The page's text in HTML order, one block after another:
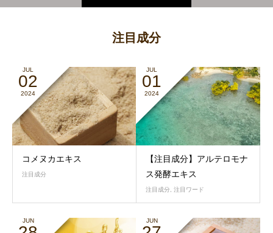
注目成分
JUL
02
2024
コメヌカエキス
注目成分
JUL
01
2024
【注目成分】アルテロモナ
ス発酵エキス
注目成分, 注目ワード
JUN JUN